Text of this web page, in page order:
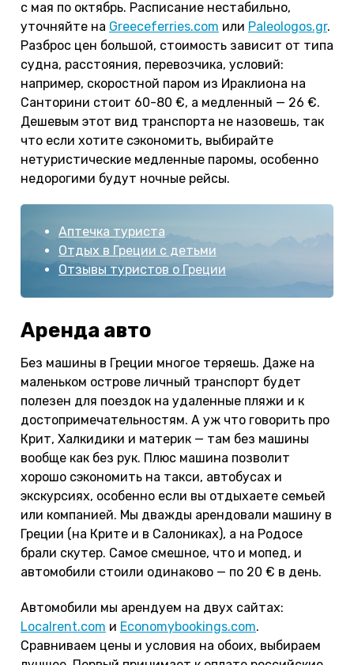
с мая по октябрь. Расписание нестабильно,
уточняйте на Greeceferries.com или Paleologos.gr.
Разброс цен большой, стоимость зависит от типа
судна, расстояния, перевозчика, условий:
например, скоростной паром из Ираклиона на
Санторини стоит 60-80 €, а медленный — 26 €.
Дешевым этот вид транспорта не назовешь, так
что если хотите сэкономить, выбирайте
нетуристические медленные паромы, особенно
недорогими будут ночные рейсы.
Аптечка туриста
Отдых в Греции с детьми
Отзывы туристов о Греции
Аренда авто
Без машины в Греции многое теряешь. Даже на
маленьком острове личный транспорт будет
полезен для поездок на удаленные пляжи и к
достопримечательностям. А уж что говорить про
Крит, Халкидики и материк — там без машины
вообще как без рук. Плюс машина позволит
хорошо сэкономить на такси, автобусах и
экскурсиях, особенно если вы отдыхаете семьей
или компанией. Мы дважды арендовали машину в
Греции (на Крите и в Салониках), а на Родосе
брали скутер. Самое смешное, что и мопед, и
автомобили стоили одинаково — по 20 € в день.
Автомобили мы арендуем на двух сайтах:
Localrent.com и Economybookings.com.
Сравниваем цены и условия на обоих, выбираем